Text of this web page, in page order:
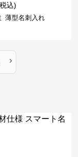
込)
薄型名刺入れ
›